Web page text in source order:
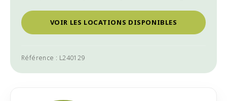
VOIR LES LOCATIONS DISPONIBLES
Référence : L240129